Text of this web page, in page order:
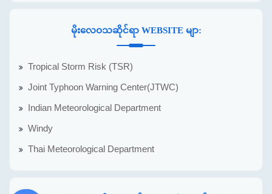
မိုးလေဝသဆိုင်ရာ WEBSITE မျာ:
Tropical Storm Risk (TSR)
Joint Typhoon Warning Center(JTWC)
Indian Meteorological Department
Windy
Thai Meteorological Department